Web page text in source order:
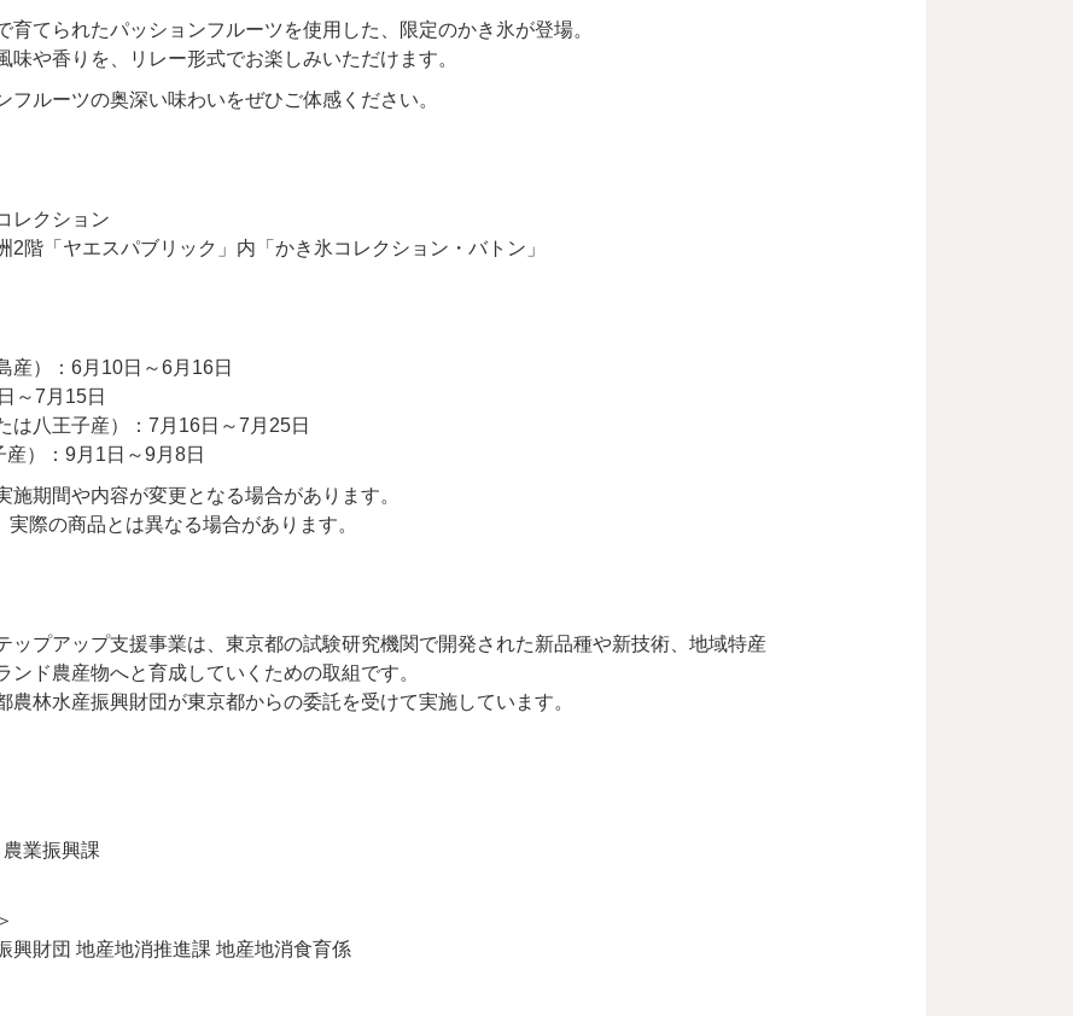
育てられたパッションフルーツを使用した、限定のかき氷が登場。
味や香りを、リレー形式でお楽しみいただけます。
フルーツの奥深い味わいをぜひご体感ください。
レクション
2階「ヤエスパブリック」内「かき氷コレクション・バトン」
産）：6月10日～6月16日
～7月15日
は八王子産）：7月16日～7月25日
産）：9月1日～9月8日
期間や内容が変更となる場合があります。
際の商品とは異なる場合があります。
ップアップ支援事業は、東京都の試験研究機関で開発された新品種や新技術、地域特産
ンド農産物へと育成していくための取組です。
農林水産振興財団が東京都からの委託を受けて実施しています。
業振興課
興財団 地産地消推進課 地産地消食育係